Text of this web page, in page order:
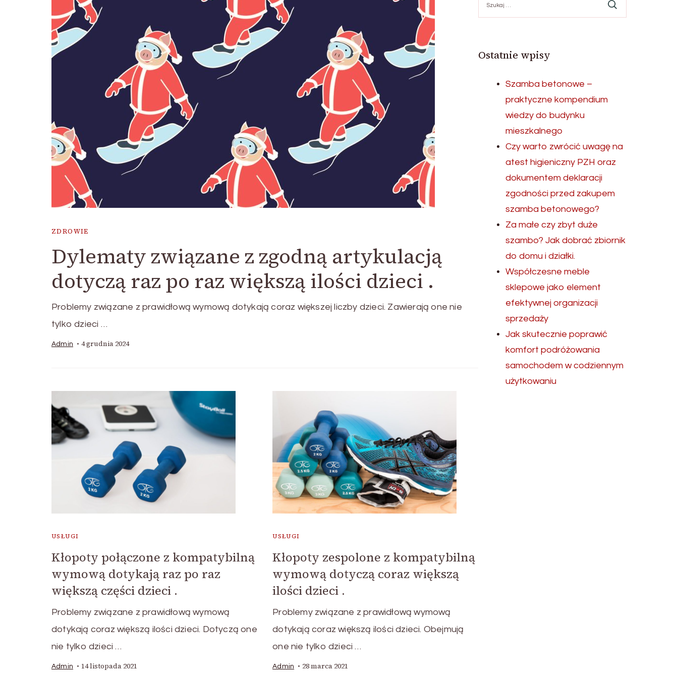
ZDROWIE
Dylematy związane z zgodną artykulacją
dotyczą raz po raz większą ilości dzieci .
Problemy związane z prawidłową wymową dotykają coraz większej liczby dzieci. Zawierają one nie
tylko dzieci …
Admin 4 grudnia 2024
USŁUGI
Kłopoty połączone z kompatybilną
wymową dotykają raz po raz
większą części dzieci .
Problemy związane z prawidłową wymową
dotykają coraz większą ilości dzieci. Dotyczą one
nie tylko dzieci …
Admin 14 listopada 2021
USŁUGI
Kłopoty zespolone z kompatybilną
wymową dotyczą coraz większą
ilości dzieci .
Problemy związane z prawidłową wymową
dotykają coraz większą ilości dzieci. Obejmują
one nie tylko dzieci …
Admin 28 marca 2021
Ostatnie wpisy
Szamba betonowe –
praktyczne kompendium
wiedzy do budynku
mieszkalnego
Czy warto zwrócić uwagę na
atest higieniczny PZH oraz
dokumentem deklaracji
zgodności przed zakupem
szamba betonowego?
Za małe czy zbyt duże
szambo? Jak dobrać zbiornik
do domu i działki.
Współczesne meble
sklepowe jako element
efektywnej organizacji
sprzedaży
Jak skutecznie poprawić
komfort podróżowania
samochodem w codziennym
użytkowaniu